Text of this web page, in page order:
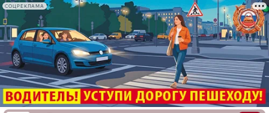
СОЦРЕКЛАМА